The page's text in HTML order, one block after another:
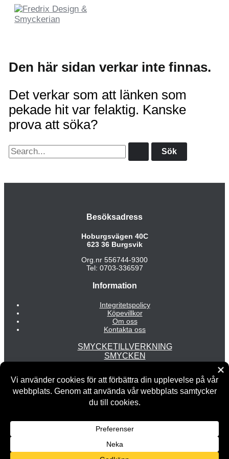
Hoppa
Den här sidan verkar inte finnas.
Det verkar som att länken som
pekade hit var felaktig. Kanske
prova att söka?
Sök
efter:
Besöksadress
Hoburgsvägen 40C
623 36 Burgsvik
Org.nr 556744-9300
Tel: 0703-336597
Information
Integritetspolicy
Köpevillkor
Om oss
Kontakta oss
SMYCKETILLVERKNING
SMYCKEN
REA
Copyright © 2026 Fredrix Design & Smyckerian | Powered by
Fredrix Design & Smyckerian